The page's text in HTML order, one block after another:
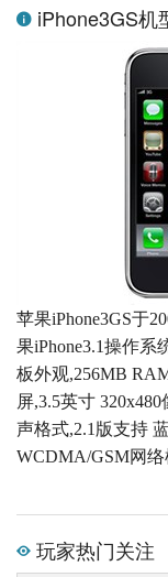
iPhone3GS机
苹果iPhone3GS于
果iPhone3.1操作系
板外观,256MB
屏,3.5英寸
声格式,2.1版支持
WCDMA/GSM网络
玩家热门关注